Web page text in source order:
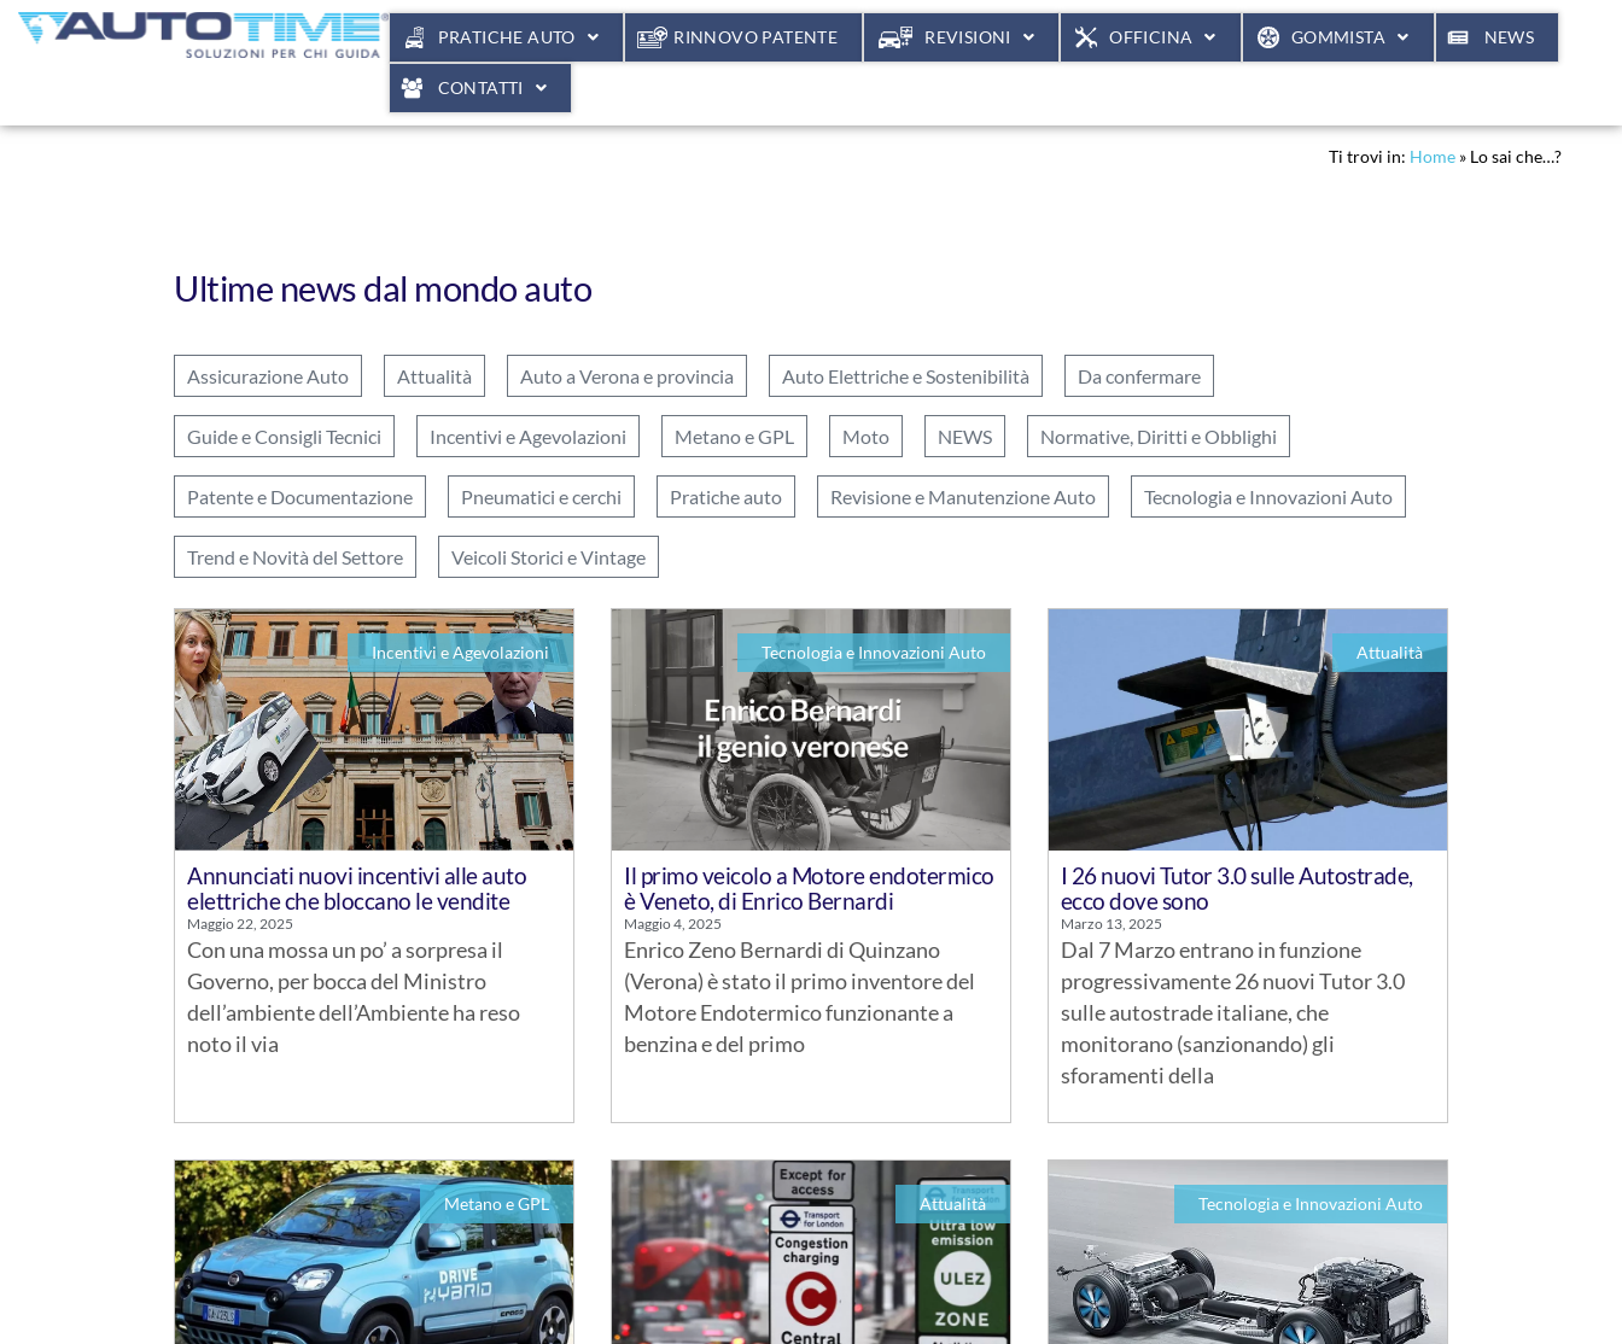
PRATICHE AUTO RINNOVO PATENTE REVISIONI OFFICINA GOMMISTA NEWS
CONTATTI
Ti trovi in: Home » Lo sai che…?
Ultime news dal mondo auto
Assicurazione Auto Attualità Auto a Verona e provincia Auto Elettriche e Sostenibilità Da confermare
Guide e Consigli Tecnici Incentivi e Agevolazioni Metano e GPL Moto NEWS Normative, Diritti e Obblighi
Patente e Documentazione Pneumatici e cerchi Pratiche auto Revisione e Manutenzione Auto Tecnologia e Innovazioni Auto
Trend e Novità del Settore Veicoli Storici e Vintage
Incentivi e Agevolazioni
Annunciati nuovi incentivi alle auto
elettriche che bloccano le vendite
Maggio 22, 2025
Con una mossa un po’ a sorpresa il
Governo, per bocca del Ministro
dell’ambiente dell’Ambiente ha reso
noto il via
Tecnologia e Innovazioni Auto
Il primo veicolo a Motore endotermico
è Veneto, di Enrico Bernardi
Maggio 4, 2025
Enrico Zeno Bernardi di Quinzano
(Verona) è stato il primo inventore del
Motore Endotermico funzionante a
benzina e del primo
Attualità
I 26 nuovi Tutor 3.0 sulle Autostrade,
ecco dove sono
Marzo 13, 2025
Dal 7 Marzo entrano in funzione
progressivamente 26 nuovi Tutor 3.0
sulle autostrade italiane, che
monitorano (sanzionando) gli
sforamenti della
Metano e GPL Attualità Tecnologia e Innovazioni Auto